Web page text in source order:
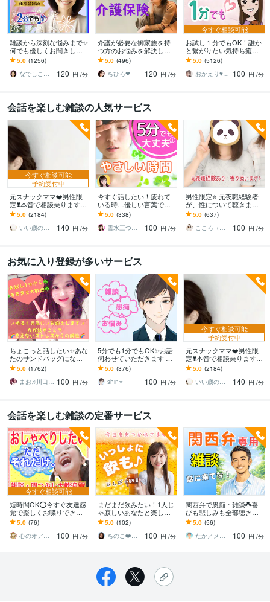
雑談から深刻な悩みまで✨
何でも優しくお聞きしま
す 恋愛・人間関係・仕
事・職場・家族✅どんな事
でも受け止めます❗
5.0 (1256)
なでしこママ ✿ 幸せ案内人
120 円 /分
介護が必要な御家族を持
つ方のお悩みを解決しま
す ケアマネ経験者の私に
とことん頼ってください
ね♪
5.0 (496)
ちひろ❤
120 円 /分
今すぐ相談可能
お試し１分でもOK！誰か
と繋がりたい気持ち癒し
ます あなたが主役/カウン
セリングじゃない/ただ静
かに寄り添います
5.0 (5126)
おかえり♥️岡えり子 100 円 /分
会話を楽しむ雑談の人気サービス
今すぐ相談可能
予約受付中
元スナックママ❤️男性限
定❣️本音で相談乗ります
私に頼ってみませんか❤️
味方になります。
5.0 (2184)
いい歳のエリー♡
140 円 /分
今すぐ話したい！疲れて
いる時…優しい言葉で話
します 何でもどうぞ✨愚
痴/恋愛♡/雑談/寂しい/モ
ヤモヤ/楽しい♪
5.0 (338)
雪水三つ葉☘️あったかコミュニケーション
100 円 /分
男性限定⭐️ 元夜職経験者
が、性について聴きます
性のお悩みや好きな趣
味…安心して打ち明けて
ねʕ•ᴥ•ʔ
5.0 (637)
こころ（＾_＾）
100 円 /分
お気に入り登録が多いサービス
ちょこっと話したい✨あな
たのサンドバッグになり
ます 女性も大歓迎✨秘密
厳守☘️話すことでお気持
ちが晴れやかに☘️
5.0 (1762)
まお♫川口茉央♫ 100 円 /分
5分でも1分でもOK✨お話
伺わせていただきます 愚
痴・相談・雑談なんでも
お話ください♪
5.0 (376)
shin⭐️
100 円 /分
今すぐ相談可能
予約受付中
元スナックママ❤️男性限
定❣️本音で相談乗ります
私に頼ってみませんか❤️
味方になります。
5.0 (2184)
いい歳のエリー♡
140 円 /分
会話を楽しむ雑談の定番サービス
今すぐ相談可能
短時間OK⭕️今すぐ友達感
覚で楽しくお喋りできま
す 雑談⭐️お試し／クーポ
ン／相談／愚痴／悩み／
ストレス発散☘️
5.0 (76)
心のオアシスまどかの部屋
100 円 /分
まだまだ飲みたい！1人じ
ゃ寂しいあなたと楽しみ
ます 雑談/話し相手/寂し
い/愚痴/家飲み/飲み会帰
り/サシ飲み
5.0 (102)
ちのこ❤️ポジティブカウンセラー
100 円 /分
関西弁で愚痴・雑談☘️喜
びも悲しみも全部聴きま
す 気ぃ遣わんでOK！素の
ままのあなたで気軽に話
しに来てな♪
5.0 (56)
たか／メンタルパートナー
100 円 /分